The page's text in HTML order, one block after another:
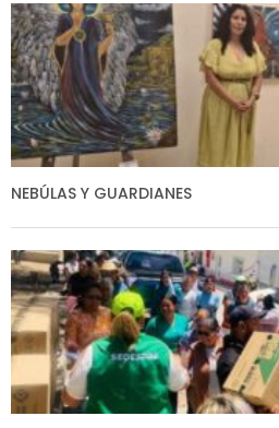
NEBÚLAS Y GUARDIANES